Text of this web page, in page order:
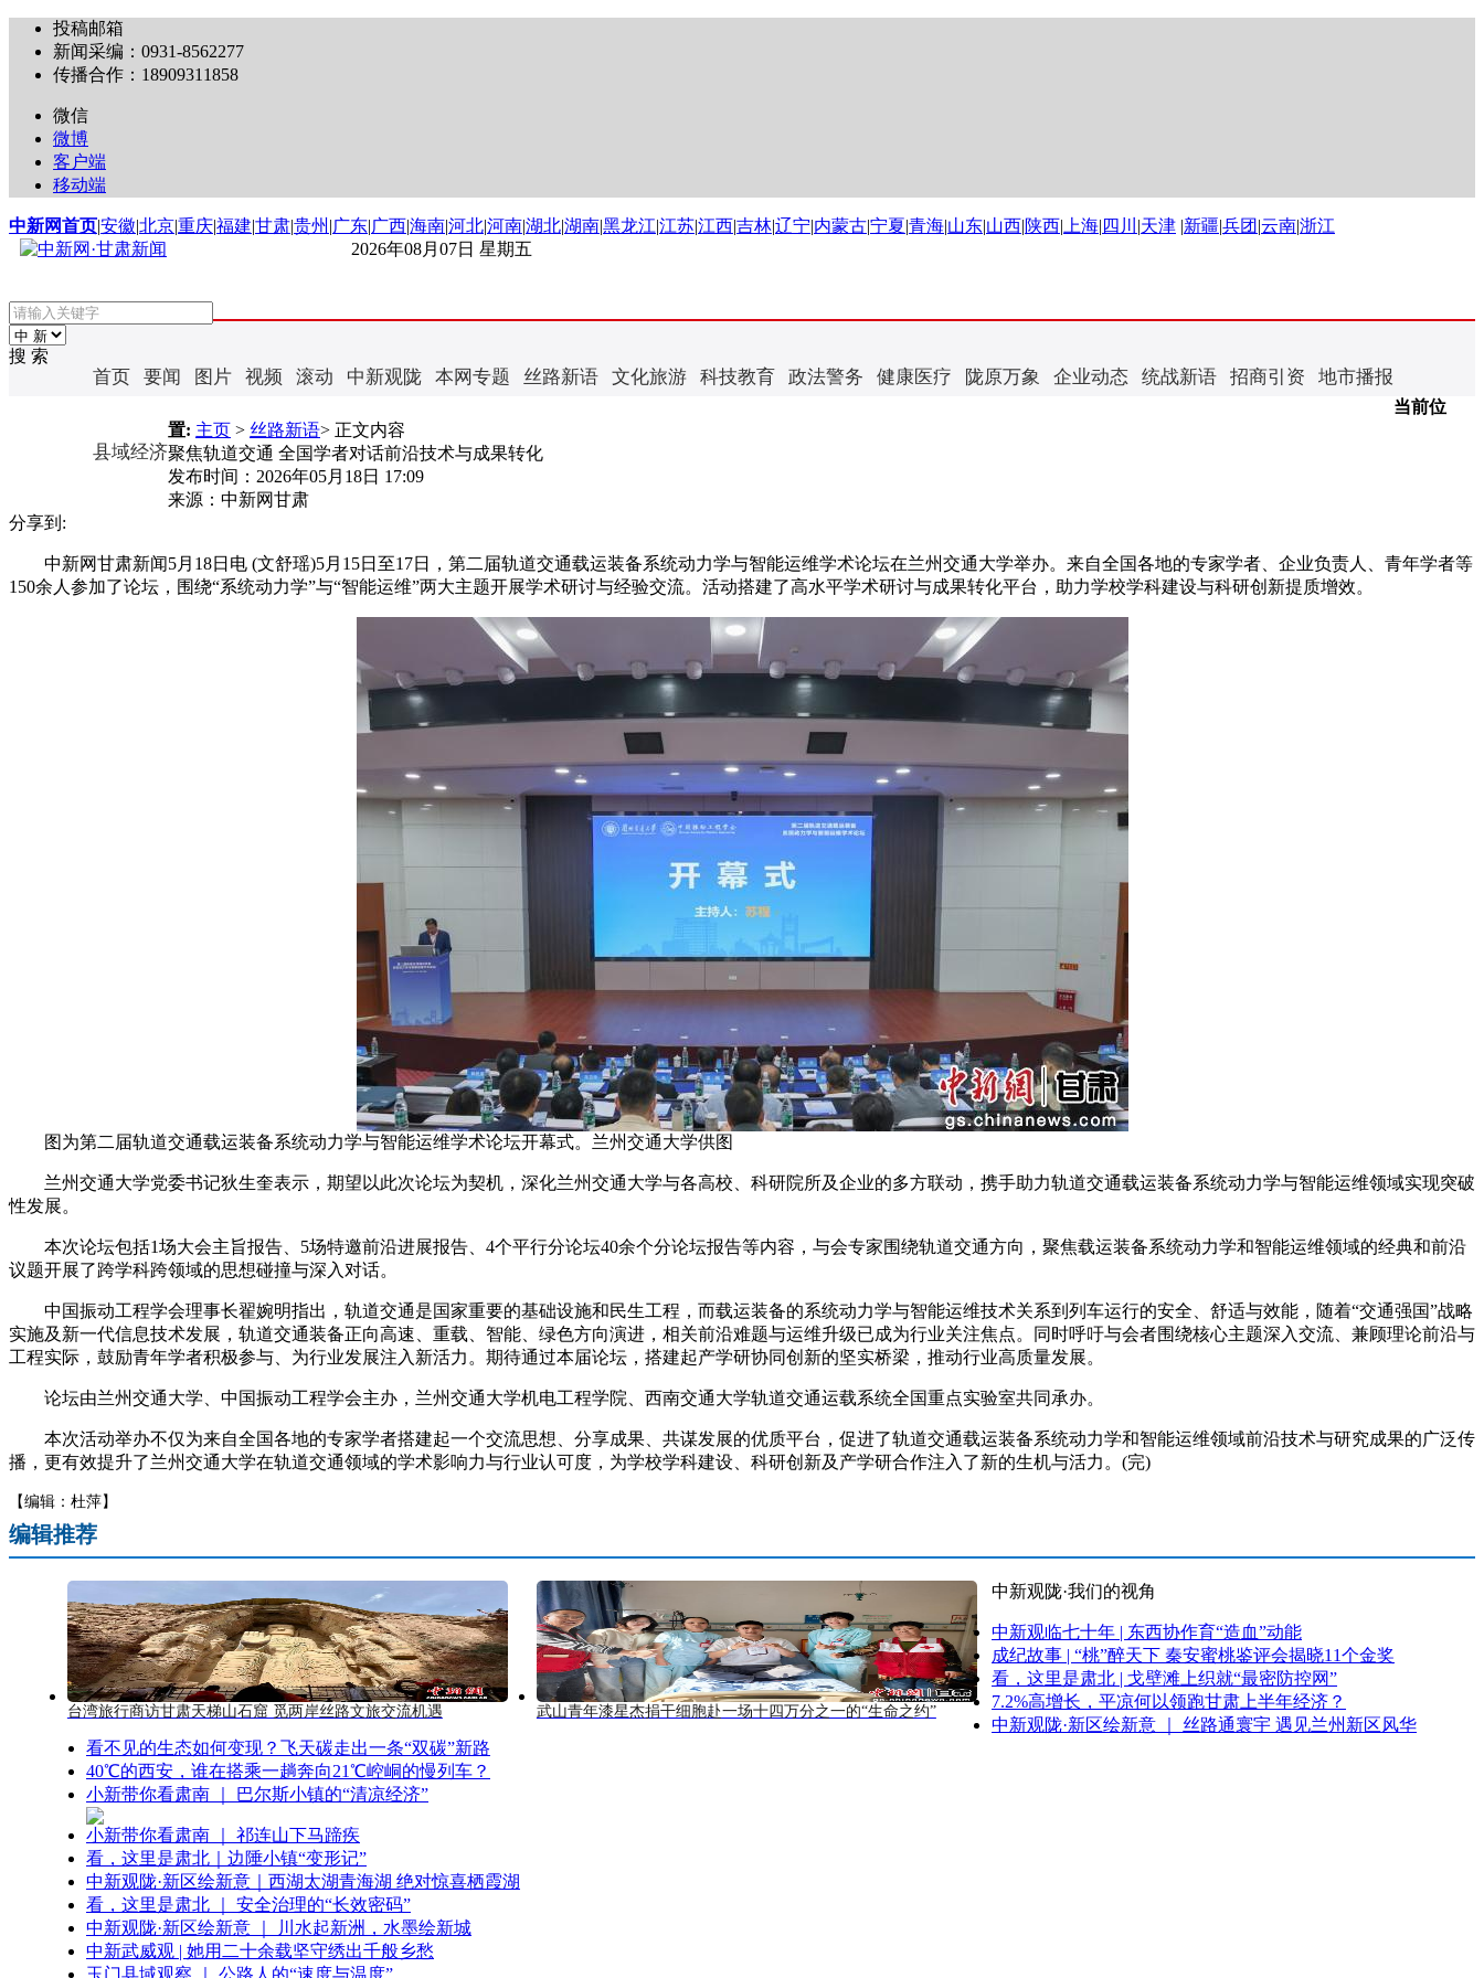
投稿邮箱
新闻采编：0931-8562277
传播合作：18909311858
微信
微博
客户端
移动端
中新网首页|安徽|北京|重庆|福建|甘肃|贵州 |广东|广西|海南|河北|河南|湖北|湖南|黑龙江|江苏|江西|吉林|辽宁|内蒙古|宁夏|青海|山东|山西|陕西| 上海| 四川 |天津 |新疆|兵团 |云南|浙江
2026年08月07日 星期五
搜 索
首页 要闻 图片 视频 滚动 中新观陇 本网专题 丝路新语 文化旅游 科技教育 政法警务 健康医疗 陇原万象 企业动态 统战新语 招商引资 地市播报
县域经济
当前位
置: 主页 > 丝路新语> 正文内容
聚焦轨道交通 全国学者对话前沿技术与成果转化
发布时间： 2026年05月18日 17:09
来源： 中新网甘肃
分享到:
中新网甘肃新闻5月18日电 (文舒瑶)5月15日至17日，第二届轨道交通载运装备系统动力学与智能运维学术论坛在兰州交通大学举办。来自全国各地的专家学者、企业负责人、青年学者等
150余人参加了论坛，围绕“系统动力学”与“智能运维”两大主题开展学术研讨与经验交流。活动搭建了高水平学术研讨与成果转化平台，助力学校学科建设与科研创新提质增效。
图为第二届轨道交通载运装备系统动力学与智能运维学术论坛开幕式。兰州交通大学供图
兰州交通大学党委书记狄生奎表示，期望以此次论坛为契机，深化兰州交通大学与各高校、科研院所及企业的多方联动，携手助力轨道交通载运装备系统动力学与智能运维领域实现突破
性发展。
本次论坛包括1场大会主旨报告、5场特邀前沿进展报告、4个平行分论坛40余个分论坛报告等内容，与会专家围绕轨道交通方向，聚焦载运装备系统动力学和智能运维领域的经典和前沿
议题开展了跨学科跨领域的思想碰撞与深入对话。
中国振动工程学会理事长翟婉明指出，轨道交通是国家重要的基础设施和民生工程，而载运装备的系统动力学与智能运维技术关系到列车运行的安全、舒适与效能，随着“交通强国”战略
实施及新一代信息技术发展，轨道交通装备正向高速、重载、智能、绿色方向演进，相关前沿难题与运维升级已成为行业关注焦点。同时呼吁与会者围绕核心主题深入交流、兼顾理论前沿与
工程实际，鼓励青年学者积极参与、为行业发展注入新活力。期待通过本届论坛，搭建起产学研协同创新的坚实桥梁，推动行业高质量发展。
论坛由兰州交通大学、中国振动工程学会主办，兰州交通大学机电工程学院、西南交通大学轨道交通运载系统全国重点实验室共同承办。
本次活动举办不仅为来自全国各地的专家学者搭建起一个交流思想、分享成果、共谋发展的优质平台，促进了轨道交通载运装备系统动力学和智能运维领域前沿技术与研究成果的广泛传
播，更有效提升了兰州交通大学在轨道交通领域的学术影响力与行业认可度，为学校学科建设、科研创新及产学研合作注入了新的生机与活力。(完)
【编辑：杜萍】
编辑推荐
台湾旅行商访甘肃天梯山石窟 觅两岸丝路文旅交流机遇 武山青年漆星杰捐干细胞赴一场十四万分之一的“生命之约”
中新观陇·我们的视角
中新观临七十年 | 东西协作育“造血”动能
成纪故事 | “桃”醉天下 秦安蜜桃鉴评会揭晓11个金奖
看，这里是肃北 | 戈壁滩上织就“最密防控网”
7.2%高增长，平凉何以领跑甘肃上半年经济？
中新观陇·新区绘新意 ｜ 丝路通寰宇 遇见兰州新区风华
看不见的生态如何变现？飞天碳走出一条“双碳”新路
40℃的西安，谁在搭乘一趟奔向21℃崆峒的慢列车？
小新带你看肃南 ｜ 巴尔斯小镇的“清凉经济”
小新带你看肃南 ｜ 祁连山下马蹄疾
看，这里是肃北｜边陲小镇“变形记”
中新观陇·新区绘新意｜西湖太湖青海湖 绝对惊喜栖霞湖
看，这里是肃北 ｜ 安全治理的“长效密码”
中新观陇·新区绘新意 ｜ 川水起新洲，水墨绘新城
中新武威观 | 她用二十余载坚守绣出千般乡愁
玉门县域观察 ｜ 公路人的“速度与温度”